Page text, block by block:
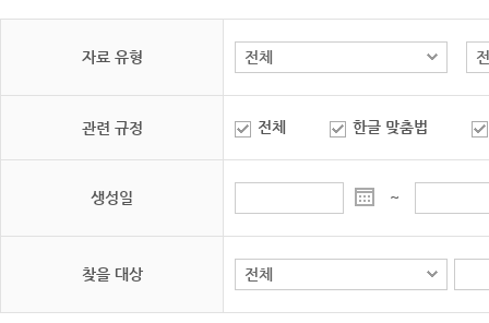
자료 유형
관련 규정 전체 한글 맞춤법
생성일 ~
찾을 대상